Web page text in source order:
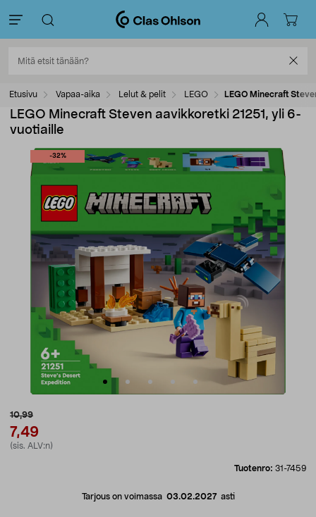
Etusivu Vapaa-aika Lelut & pelit LEGO LEGO Minecraft
LEGO Minecraft Steven aavikkoretki 21251, yli 6-
vuotiaille
-32%
10,99
7,49
(sis. ALV:n)
Tuotenro: 31-7459
Tarjous on voimassa 03.02.2027asti